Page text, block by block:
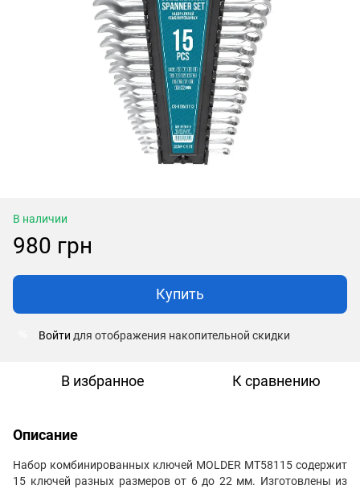
В наличии
980 грн
Купить
Войти для отображения накопительной скидки
В избранное К сравнению
Описание
Набор комбинированных ключей MOLDER MT58115 содержит
15 ключей разных размеров от 6 до 22 мм. Изготовлены из